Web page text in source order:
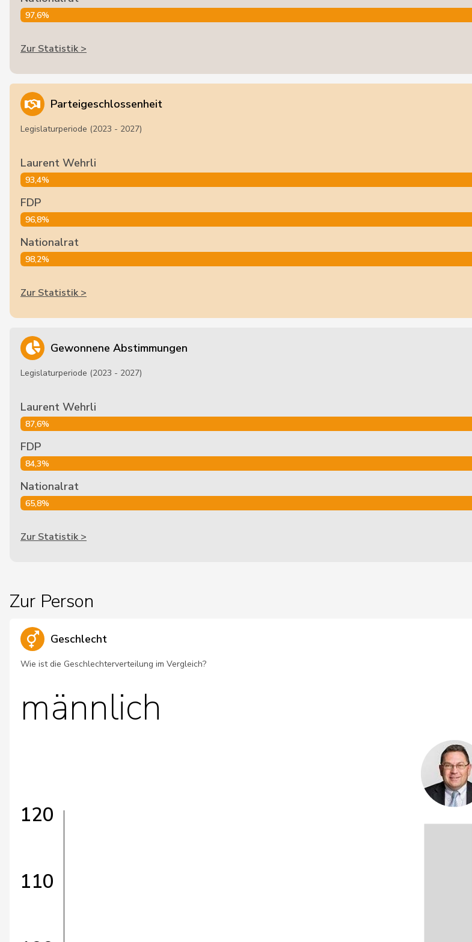
97,6%
Zur Statistik >
Parteigeschlossenheit
Legislaturperiode (2023 - 2027)
Laurent Wehrli
93,4%
FDP
96,8%
Nationalrat
98,2%
Zur Statistik >
Gewonnene Abstimmungen
Legislaturperiode (2023 - 2027)
Laurent Wehrli
87,6%
FDP
84,3%
Nationalrat
65,8%
Zur Statistik >
Zur Person
Geschlecht
Wie ist die Geschlechterverteilung im Vergleich?
männlich
110
120